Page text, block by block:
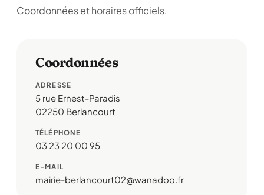
Coordonnées et horaires officiels.
Coordonnées
ADRESSE
5 rue Ernest-Paradis
02250 Berlancourt
TÉLÉPHONE
03 23 20 00 95
E-MAIL
mairie-berlancourt02@wanadoo.fr